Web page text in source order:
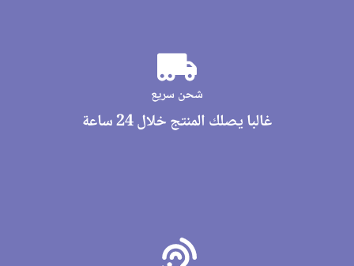
شحن سريع
غالبا يصلك المنتج خلال 24 ساعة